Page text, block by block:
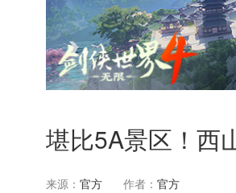
堪比5A景区！西
来源： 官方 作者： 官方